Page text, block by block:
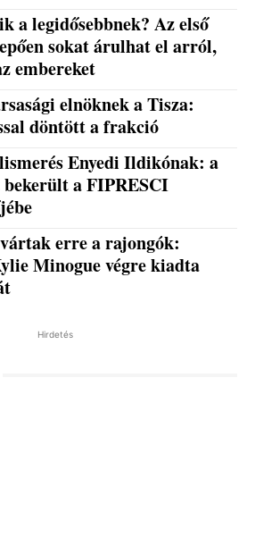
a legidősebbnek? Az első
sokat árulhat el arról,
embereket
elnöknek a Tisza:
döntött a frakció
Enyedi Ildikónak: a
bekerült a FIPRESCI
erre a rajongók:
Minogue végre kiadta
Hirdetés